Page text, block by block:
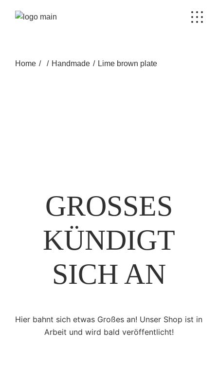
Home Handmade Lime brown plate
GROSSES K
ÜNDIGT S
ICH AN
Hier bahnt sich etwas Großes an! Unser Shop ist in
Arbeit und wird bald veröffentlicht!